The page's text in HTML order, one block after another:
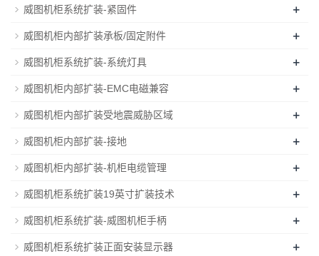
威图机柜系统扩装-紧固件 +
威图机柜内部扩装承板/固定附件 +
威图机柜系统扩装-系统灯具 +
威图机柜内部扩装-EMC电磁兼容 +
威图机柜内部扩装受地震威胁区域 +
威图机柜内部扩装-接地 +
威图机柜内部扩装-机柜电缆管理 +
威图机柜系统扩装19英寸扩装技术 +
威图机柜系统扩装-威图机柜手柄 +
威图机柜系统扩装正面安装显示器 +